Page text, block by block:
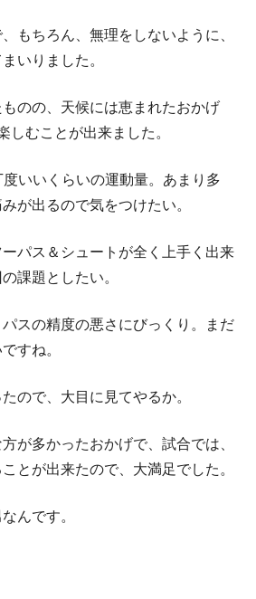
もちろん、無理をしないように、
いりました。
のの、天候には恵まれたおかげ
しむことが出来ました。
いいくらいの運動量。あまり多
が出るので気をつけたい。
パス＆シュートが全く上手く出来
課題としたい。
スの精度の悪さにびっくり。まだ
すね。
ので、大目に見てやるか。
が多かったおかげで、試合では、
とが出来たので、大満足でした。
んです。